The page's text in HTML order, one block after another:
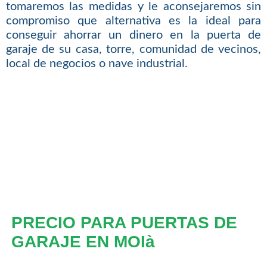
tomaremos las medidas y le aconsejaremos sin
compromiso que alternativa es la ideal para
conseguir ahorrar un dinero en la puerta de
garaje de su casa, torre, comunidad de vecinos,
local de negocios o nave industrial.
PRECIO PARA PUERTAS DE
GARAJE EN MOIà